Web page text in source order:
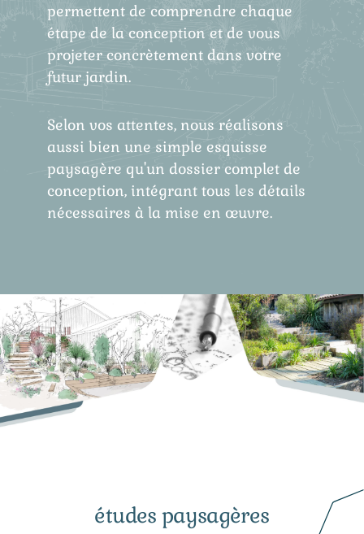
permettent de comprendre chaque
étape de la conception et de vous
projeter concrètement dans votre
futur jardin.
Selon vos attentes, nous réalisons
aussi bien une simple esquisse
paysagère qu'un dossier complet de
conception, intégrant tous les détails
nécessaires à la mise en œuvre.
études paysagères